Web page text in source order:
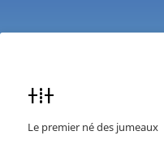
ⵜⵂⵜ
Le premier né des jumeaux